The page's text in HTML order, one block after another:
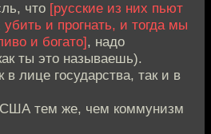
что [русские из них пьют
и прогнать, и тогда мы
и богато], надо
ты это называешь).
в лице государства, так и в
тем же, чем коммунизм